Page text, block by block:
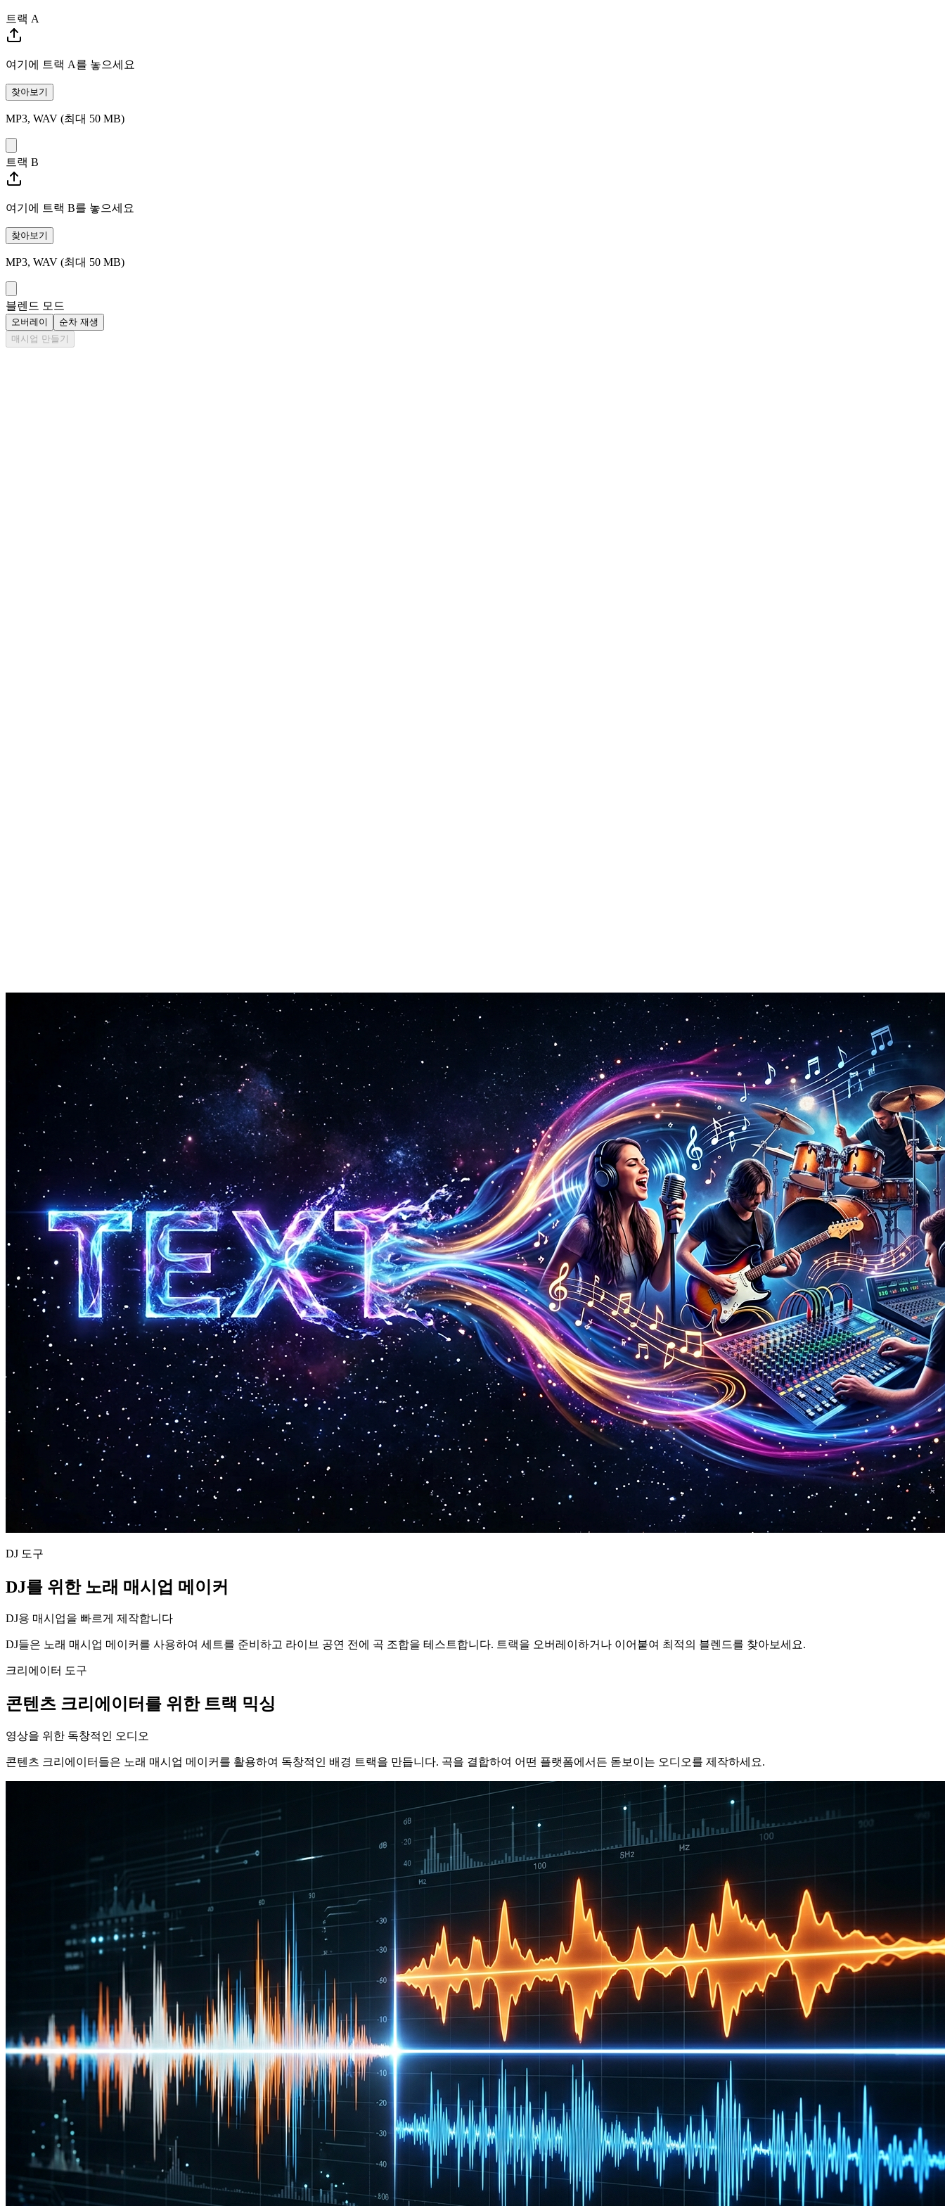
트랙 A
여기에 트랙 A를 놓으세요
찾아보기
MP3, WAV (최대 50 MB)
트랙 B
여기에 트랙 B를 놓으세요
찾아보기
MP3, WAV (최대 50 MB)
블렌드 모드
오버레이
순차 재생
매시업 만들기
DJ 도구
DJ를 위한 노래 매시업 메이커
DJ용 매시업을 빠르게 제작합니다
DJ들은 노래 매시업 메이커를 사용하여 세트를 준비하고 라이브 공연 전에 곡 조합을 테스트합니다. 트랙을 오버레이하거나 이어붙여 최적의 블렌드를 찾아보세요.
크리에이터 도구
콘텐츠 크리에이터를 위한 트랙 믹싱
영상을 위한 독창적인 오디오
콘텐츠 크리에이터들은 노래 매시업 메이커를 활용하여 독창적인 배경 트랙을 만듭니다. 곡을 결합하여 어떤 플랫폼에서든 돋보이는 오디오를 제작하세요.